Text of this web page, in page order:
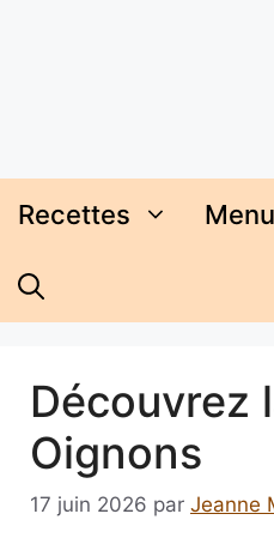
Recettes
Découvrez
Oignons
17 juin 2026 par Jeanne